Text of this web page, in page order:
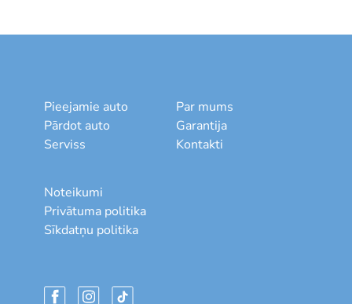
Pieejamie auto
Pārdot auto
Serviss
Par mums
Garantija
Kontakti
Noteikumi
Privātuma politika
Sīkdatņu politika